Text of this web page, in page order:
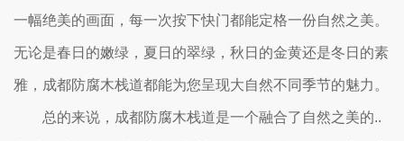
一幅绝美的画面，每一次按下快门都能定格一份自然之美。
无论是春日的嫩绿，夏日的翠绿，秋日的金黄还是冬日的素
雅，成都防腐木栈道都能为您呈现大自然不同季节的魅力。
总的来说，成都防腐木栈道是一个融合了自然之美的..